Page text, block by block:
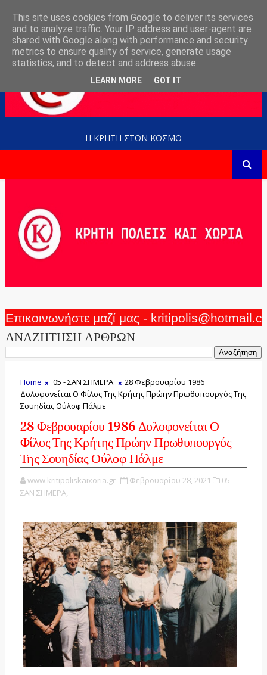
Η ΚΡΗΤΗ ΣΤΟN KOΣΜΟ
Επικοινωνήστε μαζί μας -
ΑΝΑΖΗΤΗΣΗ ΑΡΘΡΩΝ
Home 05 - ΣΑΝ ΣΗΜΕΡΑ
28 Φεβρουαρίου 1986
Δολοφονείται Ο Φίλος Της Κρήτης Πρώην Πρωθυπουργός Της
Σουηδίας Ούλοφ Πάλμε
28 Φεβρουαρίου 1986 Δολοφονείται Ο
Φίλος Της Κρήτης Πρώην Πρωθυπουργός
Της Σουηδίας Ούλοφ Πάλμε
www.kritipoliskaixoria.gr Φεβρουαρίου 28, 2021
05 -
ΣΑΝ ΣΗΜΕΡΑ,
This site uses cookies from Google to deliver its services
and to analyze traffic. Your IP address and user-agent are
shared with Google along with performance and security
metrics to ensure quality of service, generate usage
statistics, and to detect and address abuse.
LEARN MORE GOT IT